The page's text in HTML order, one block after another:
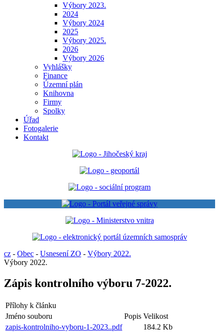
Výbory 2023.
2024
Výbory 2024
2025
Výbory 2025.
2026
Výbory 2026
Vyhlášky
Finance
Územní plán
Knihovna
Firmy
Spolky
Úřad
Fotogalerie
Kontakt
cz - Obec - Usnesení ZO - Výbory 2022.
Výbory 2022.
Zápis kontrolního výboru 7-2022.
Přílohy k článku
Jméno souboru
Popis Velikost
zapis-kontrolniho-vyboru-1-2023..pdf
184.2 Kb